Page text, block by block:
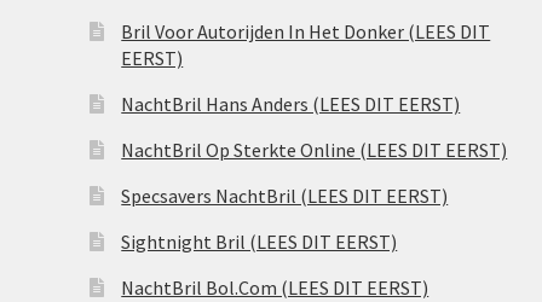
Bril Voor Autorijden In Het Donker (LEES DIT
EERST)
NachtBril Hans Anders (LEES DIT EERST)
NachtBril Op Sterkte Online (LEES DIT EERST)
Specsavers NachtBril (LEES DIT EERST)
Sightnight Bril (LEES DIT EERST)
NachtBril Bol.Com (LEES DIT EERST)